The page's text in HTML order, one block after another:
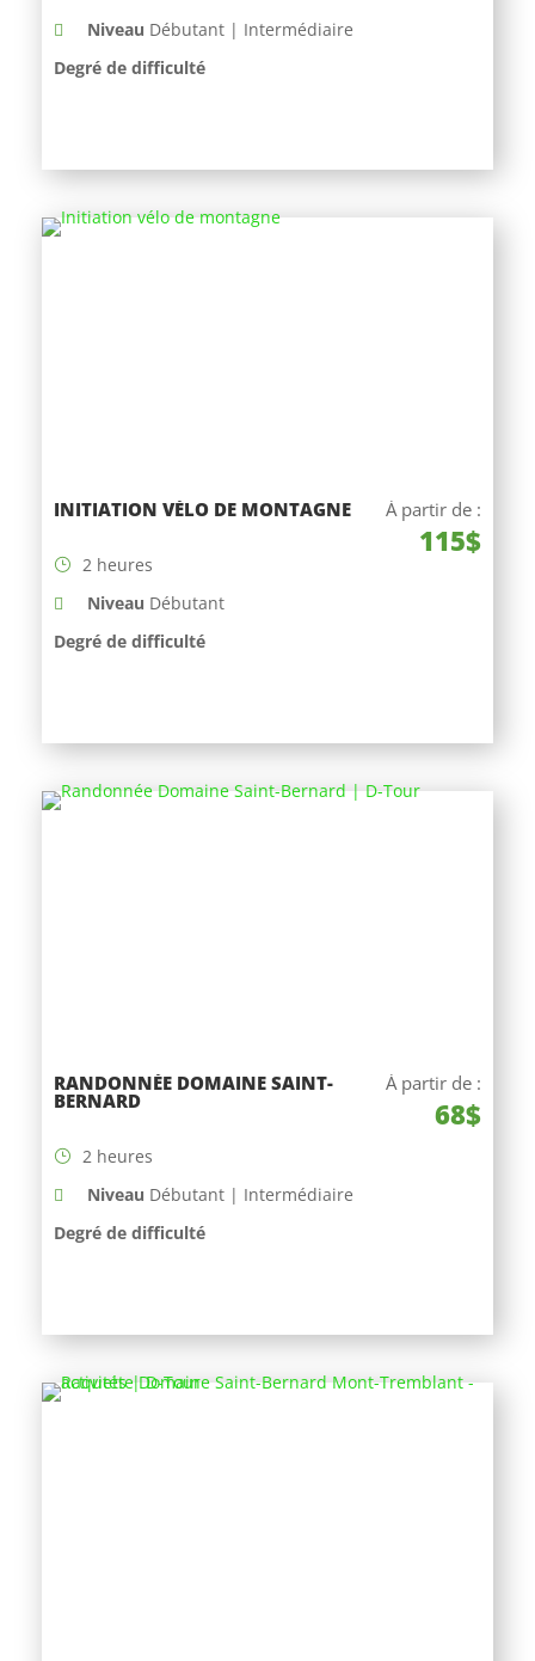
Niveau Débutant | Intermédiaire
Degré de difficulté
INITIATION VÉLO DE MONTAGNE À partir de :
115$
2 heures
Niveau Débutant
Degré de difficulté
RANDONNÉE DOMAINE SAINT-
BERNARD
À partir de :
68$
2 heures
Niveau Débutant | Intermédiaire
Degré de difficulté